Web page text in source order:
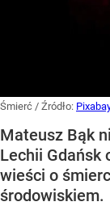
Śmierć / Źródło:
Mateusz Bąk
Lechii Gdańsk
wieści o
środowiskiem.